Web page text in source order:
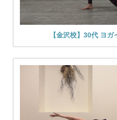
【金沢校】30代 ヨ